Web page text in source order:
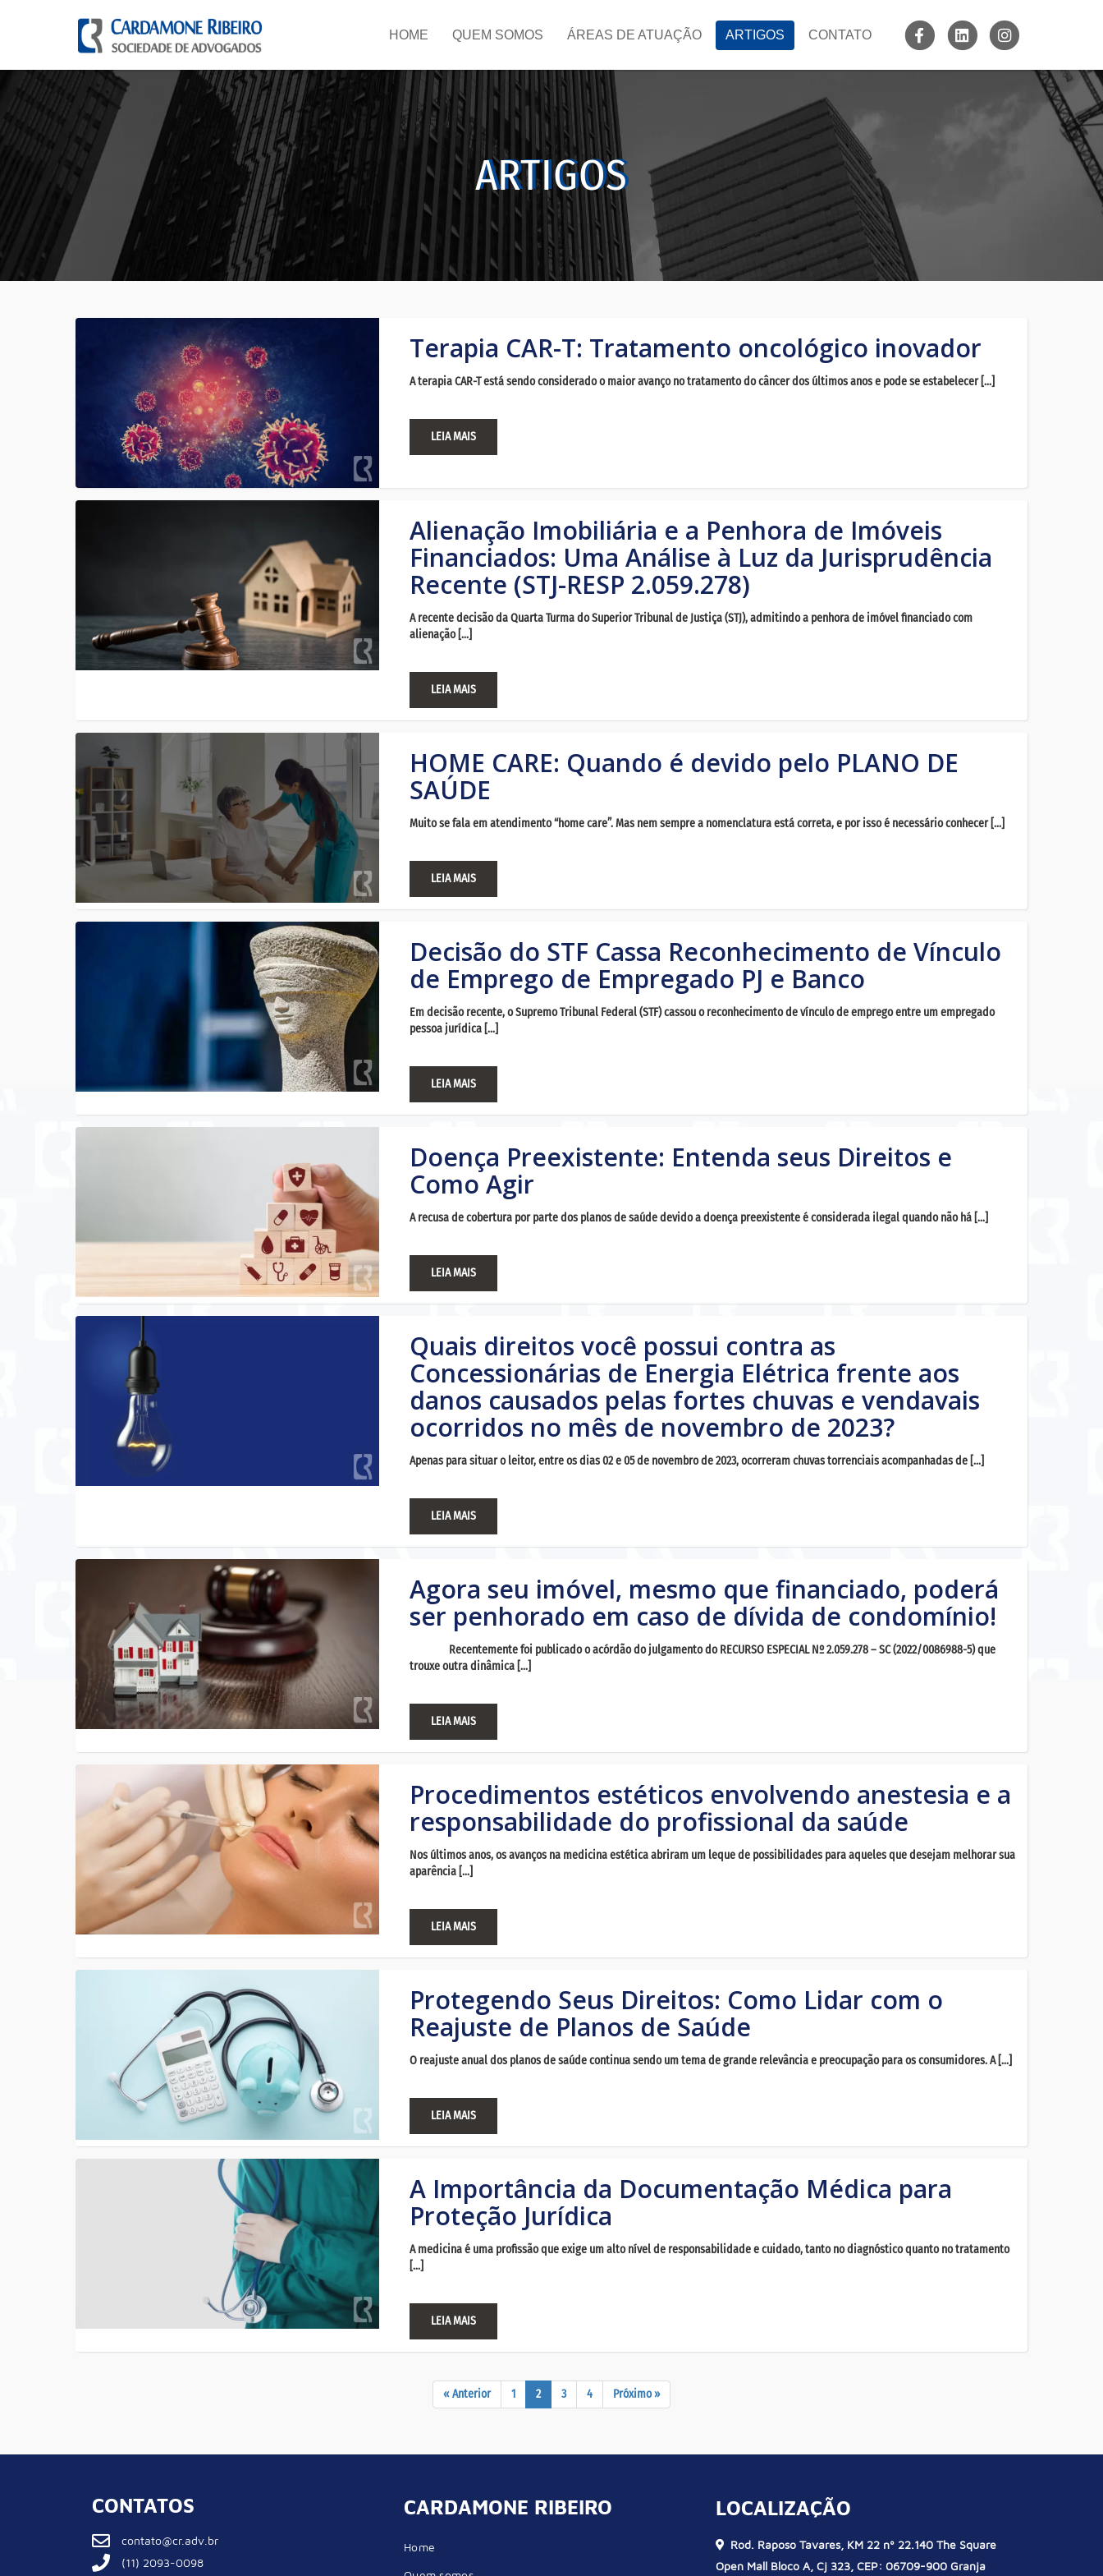
Pular para o conteúdo
HOME
QUEM SOMOS ÁREAS DE ATUAÇÃO ARTIGOS CONTATO
ARTIGOS
Terapia CAR-T: Tratamento oncológico inovador
A terapia CAR-T está sendo considerado o maior avanço no tratamento do câncer dos últimos anos e pode se estabelecer […]
LEIA MAIS
Alienação Imobiliária e a Penhora de Imóveis
Financiados: Uma Análise à Luz da Jurisprudência
Recente (STJ-RESP 2.059.278)
A recente decisão da Quarta Turma do Superior Tribunal de Justiça (STJ), admitindo a penhora de imóvel financiado com
alienação […]
LEIA MAIS
HOME CARE: Quando é devido pelo PLANO DE
SAÚDE
Muito se fala em atendimento “home care”. Mas nem sempre a nomenclatura está correta, e por isso é necessário conhecer […]
LEIA MAIS
Decisão do STF Cassa Reconhecimento de Vínculo
de Emprego de Empregado PJ e Banco
Em decisão recente, o Supremo Tribunal Federal (STF) cassou o reconhecimento de vínculo de emprego entre um empregado
pessoa jurídica […]
LEIA MAIS
Doença Preexistente: Entenda seus Direitos e
Como Agir
A recusa de cobertura por parte dos planos de saúde devido a doença preexistente é considerada ilegal quando não há […]
LEIA MAIS
Quais direitos você possui contra as
Concessionárias de Energia Elétrica frente aos
danos causados pelas fortes chuvas e vendavais
ocorridos no mês de novembro de 2023?
Apenas para situar o leitor, entre os dias 02 e 05 de novembro de 2023, ocorreram chuvas torrenciais acompanhadas de […]
LEIA MAIS
Agora seu imóvel, mesmo que financiado, poderá
ser penhorado em caso de dívida de condomínio!
Recentemente foi publicado o acórdão do julgamento do RECURSO ESPECIAL Nº 2.059.278 – SC (2022/0086988-5) que
trouxe outra dinâmica […]
LEIA MAIS
Procedimentos estéticos envolvendo anestesia e a
responsabilidade do profissional da saúde
Nos últimos anos, os avanços na medicina estética abriram um leque de possibilidades para aqueles que desejam melhorar sua
aparência […]
LEIA MAIS
Protegendo Seus Direitos: Como Lidar com o
Reajuste de Planos de Saúde
O reajuste anual dos planos de saúde continua sendo um tema de grande relevância e preocupação para os consumidores. A […]
LEIA MAIS
A Importância da Documentação Médica para
Proteção Jurídica
A medicina é uma profissão que exige um alto nível de responsabilidade e cuidado, tanto no diagnóstico quanto no tratamento
[…]
LEIA MAIS
« Anterior 1 2 3 4 Próximo »
CONTATOS
contato@cr.adv.br
(11) 2093-0098
CARDAMONE RIBEIRO
Home
LOCALIZAÇÃO
Rod. Raposo Tavares, KM 22 nº 22.140 The Square
Open Mall Bloco A, Cj 323, CEP: 06709-900 Granja